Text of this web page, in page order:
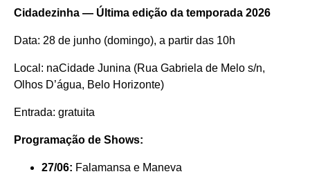
Cidadezinha — Última edição da temporada 2026
Data: 28 de junho (domingo), a partir das 10h
Local: naCidade Junina (Rua Gabriela de Melo s/n,
Olhos D’água, Belo Horizonte)
Entrada: gratuita
Programação de Shows:
27/06: Falamansa e Maneva